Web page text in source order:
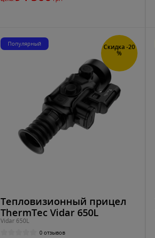
Скидка -20
%
Популярный
Тепловизионный прицел
ThermTec Vidar 650L
Vidar 650L
0 отзывов